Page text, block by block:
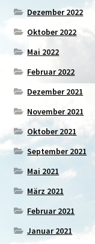
Dezember 2022
Oktober 2022
Mai 2022
Februar 2022
Dezember 2021
November 2021
Oktober 2021
September 2021
Mai 2021
März 2021
Februar 2021
Januar 2021